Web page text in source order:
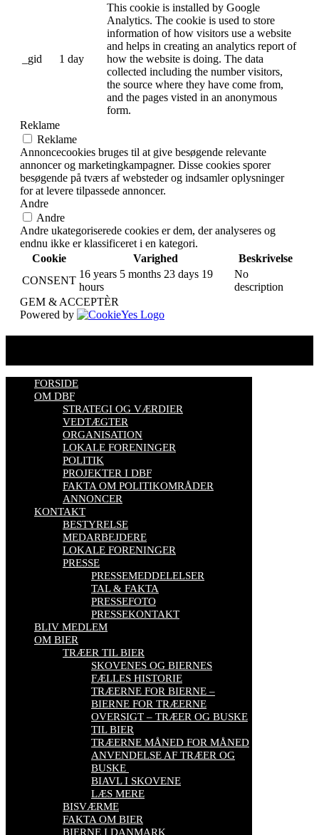
_gid 1 day
This cookie is installed by Google
Analytics. The cookie is used to store
information of how visitors use a website
and helps in creating an analytics report of
how the website is doing. The data
collected including the number visitors,
the source where they have come from,
and the pages visted in an anonymous
form.
Reklame
Reklame
Annoncecookies bruges til at give besøgende relevante
annoncer og marketingkampagner. Disse cookies sporer
besøgende på tværs af websteder og indsamler oplysninger
for at levere tilpassede annoncer.
Andre
Andre
Andre ukategoriserede cookies er dem, der analyseres og
endnu ikke er klassificeret i en kategori.
Cookie
Varighed
Beskrivelse
CONSENT
16 years 5 months 23 days 19
hours
No
description
GEM & ACCEPTÈR
Powered by
FORSIDE
OM DBF
STRATEGI OG VÆRDIER
VEDTÆGTER
ORGANISATION
LOKALE FORENINGER
POLITIK
PROJEKTER I DBF
FAKTA OM POLITIKOMRÅDER
ANNONCER
KONTAKT
BESTYRELSE
MEDARBEJDERE
LOKALE FORENINGER
PRESSE
PRESSEMEDDELELSER
TAL & FAKTA
PRESSEFOTO
PRESSEKONTAKT
BLIV MEDLEM
OM BIER
TRÆER TIL BIER
SKOVENES OG BIERNES
FÆLLES HISTORIE
TRÆERNE FOR BIERNE –
BIERNE FOR TRÆERNE
OVERSIGT – TRÆER OG BUSKE
TIL BIER
TRÆERNE MÅNED FOR MÅNED
ANVENDELSE AF TRÆER OG
BUSKE
BIAVL I SKOVENE
LÆS MERE
BISVÆRME
FAKTA OM BIER
BIERNE I DANMARK